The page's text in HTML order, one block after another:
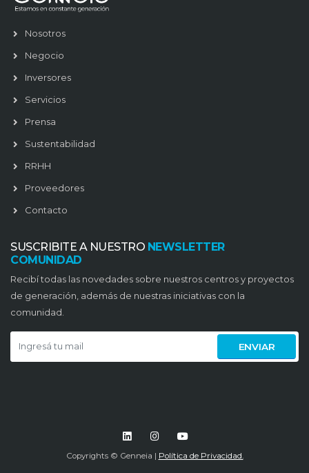
Nosotros
Negocio
Inversores
Servicios
Prensa
Sustentabilidad
RRHH
Proveedores
Contacto
SUSCRIBITE A NUESTRO NEWSLETTER
COMUNIDAD
Recibí todas las novedades sobre nuestros centros y proyectos
de generación, además de nuestras iniciativas con la
comunidad.
ENVIAR
Copyrights © Genneia | Política de Privacidad.